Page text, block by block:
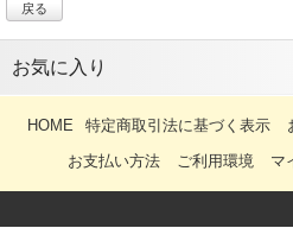
戻る
お気に入り
HOME 特定商取引法に基づく表示
お支払い方法
ご利用環境 マ